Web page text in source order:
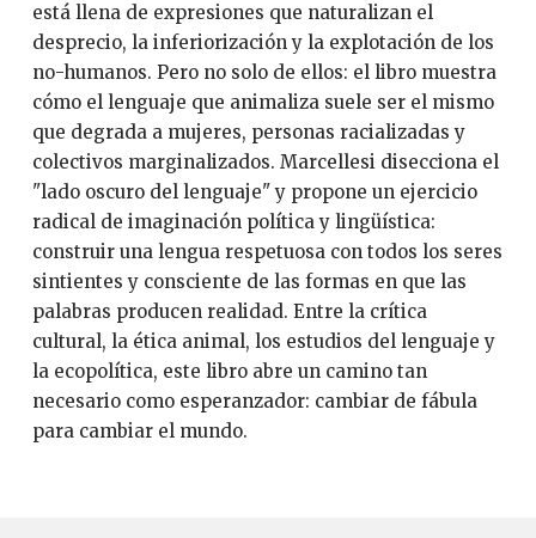
está llena de expresiones que naturalizan el
desprecio, la inferiorización y la explotación de los
no-humanos. Pero no solo de ellos: el libro muestra
cómo el lenguaje que animaliza suele ser el mismo
que degrada a mujeres, personas racializadas y
colectivos marginalizados. Marcellesi disecciona el
"lado oscuro del lenguaje" y propone un ejercicio
radical de imaginación política y lingüística:
construir una lengua respetuosa con todos los seres
sintientes y consciente de las formas en que las
palabras producen realidad. Entre la crítica
cultural, la ética animal, los estudios del lenguaje y
la ecopolítica, este libro abre un camino tan
necesario como esperanzador: cambiar de fábula
para cambiar el mundo.